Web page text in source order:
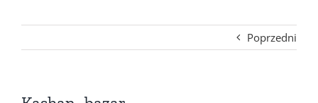
Poprzedni